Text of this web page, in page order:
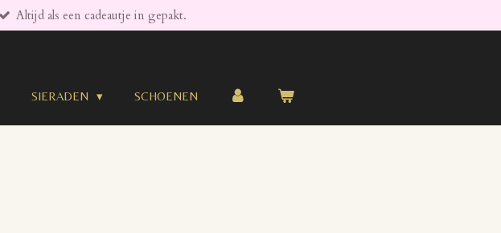
Altijd als een cadeautje in gepakt.
SIERADEN SCHOENEN